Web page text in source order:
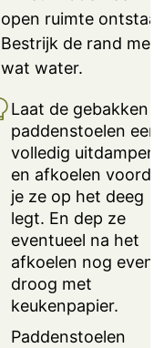
open ruimte
Bestrijk de rand met
wat water.
Laat de gebakken
paddenstoelen
volledig uitdampen
en afkoelen
je ze op het deeg
legt. En dep ze
eventueel na het
afkoelen nog even
droog met
keukenpapier.
Paddenstoelen